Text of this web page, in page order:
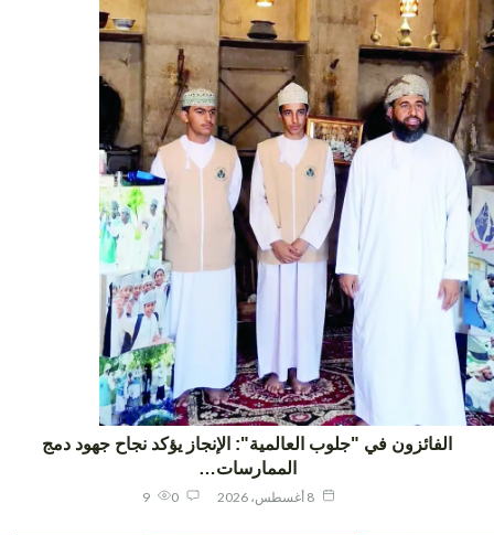
الفائزون في "جلوب العالمية": الإنجاز يؤكد نجاح جهود دمج
الممارسات…
9